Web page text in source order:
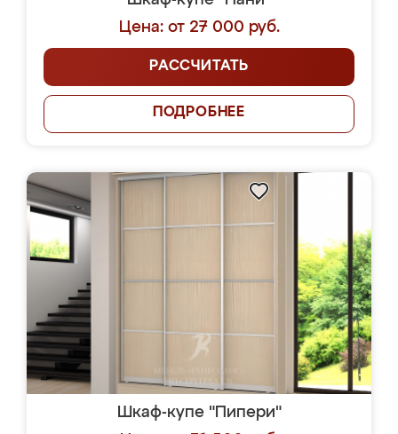
Цена: от 27 000 руб.
РАССЧИТАТЬ
ПОДРОБНЕЕ
Шкаф-купе "Пипери"